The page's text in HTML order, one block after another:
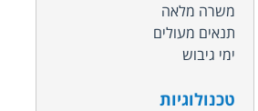
משרה מלאה
תנאים מעולים
ימי גיבוש
טכנולוגיות